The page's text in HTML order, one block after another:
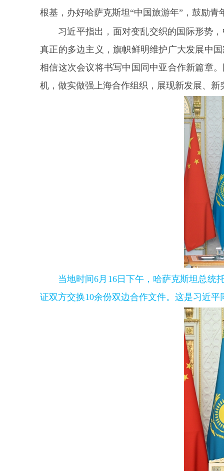
根基，办好哈萨克斯坦“中国旅游年”，鼓励
习近平指出，面对变乱交织的国际形势
真正的多边主义，旗帜鲜明维护广大发展中
相信这次会议将书写中国同中亚合作新篇章
机，做实做强上海合作组织，展现新发展、新
当地时间6月16日下午，哈萨克斯坦总统
证双方交换10余份双边合作文件。这是习近